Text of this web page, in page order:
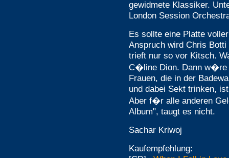
gewidmete Klassiker.
London Session
Es sollte eine Platte
Anspruch wird Chris
trieft nur so vor Kitsch.
C�line Dion. Dann w�re
Frauen, die in der
und dabei Sekt trinken,
Aber f�r alle anderen
Album", taugt es nicht.
Sachar Kriwoj
Kaufempfehlung: